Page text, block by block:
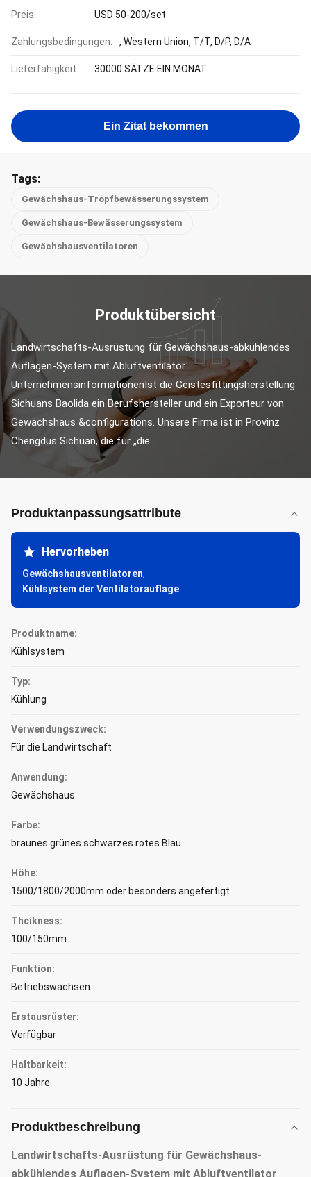
Preis: USD 50-200/set
Zahlungsbedingungen: , Western Union, T/T, D/P, D/A
Lieferfähigkeit: 30000 SÄTZE EIN MONAT
Ein Zitat bekommen
Tags:
Gewächshaus-Tropfbewässerungssystem
Gewächshaus-Bewässerungssystem
Gewächshausventilatoren
Produktübersicht
Landwirtschafts-Ausrüstung für Gewächshaus-abkühlendes
Auflagen-System mit Abluftventilator
UnternehmensinformationenIst die Geistesfittingsherstellung
Sichuans Baolida ein Berufshersteller und ein Exporteur von
Gewächshaus &configurations. Unsere Firma ist in Provinz
Chengdus Sichuan, die für „die ...
Produktanpassungsattribute
Hervorheben
Gewächshausventilatoren,
Kühlsystem der Ventilatorauflage
Produktname:
Kühlsystem
Typ:
Kühlung
Verwendungszweck:
Für die Landwirtschaft
Anwendung:
Gewächshaus
Farbe:
braunes grünes schwarzes rotes Blau
Höhe:
1500/1800/2000mm oder besonders angefertigt
Thcikness:
100/150mm
Funktion:
Betriebswachsen
Erstausrüster:
Verfügbar
Haltbarkeit:
10 Jahre
Produktbeschreibung
Landwirtschafts-Ausrüstung für Gewächshaus-
abkühlendes Auflagen-System mit Abluftventilator